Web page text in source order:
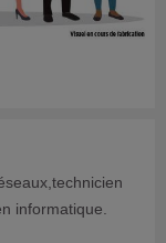
informatique.